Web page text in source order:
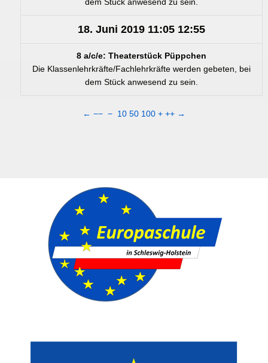
dem Stück anwesend zu sein.
18. Juni 2019 11:05 12:55
8 a/c/e: Theaterstück Püppchen
Die Klassenlehrkräfte/Fachlehrkräfte werden gebeten, bei
dem Stück anwesend zu sein.
← −− − 10 50 100 + ++ →